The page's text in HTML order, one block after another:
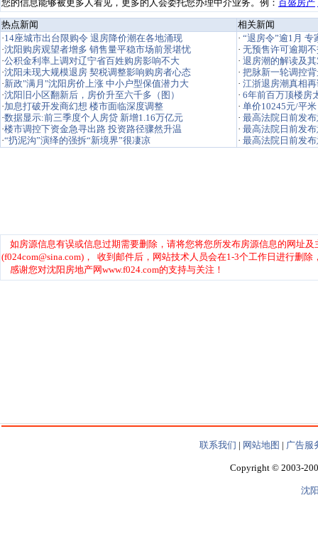
热点新闻
相关新闻
· “退房令”逾1月
· 无预售许可逾期
· 退房潮的解读及
· 把脉新一轮调控
· 江浙退房潮真相
· 6年前百万顶楼房
· 单价10245元/平
· 最高法院日前发
· 最高法院日前发
· 最高法院日前发
联系我们 | 网站地图 | 广告服
Copyright © 2003-
沈